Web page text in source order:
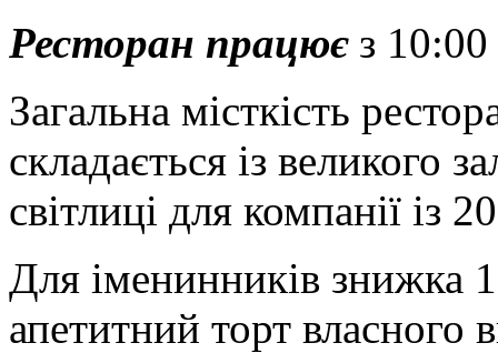
Ресторан працюєз 10:00
Загальна місткість
складається із великого
світлиці для компанії із
Для іменинників знижка
апетитний торт